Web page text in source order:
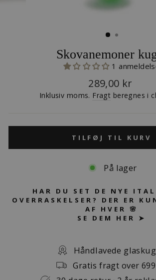
Skovanemoner
1
Normalpris
289,00 kr
Inklusiv moms. Fragt beregnes i
TILFØJ TIL KURV
På lager
HAR DU SET DE NYE
OVERRASKELSER? DER ER
AF HVER 🌸
SE DEM HER ➤
Håndlavede
Gratis fragt over